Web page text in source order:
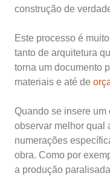
construção de
Este processo é
tanto de arquitetura
torna um documento
materiais e até de
Quando se insere um
observar melhor qual
numerações
obra. Como por
a produção